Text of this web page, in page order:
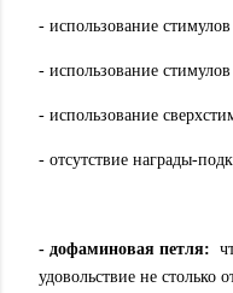
- использование стимулов
- использование
- использование
- отсутствие награды-
- дофаминовая петля:
удовольствие не столько